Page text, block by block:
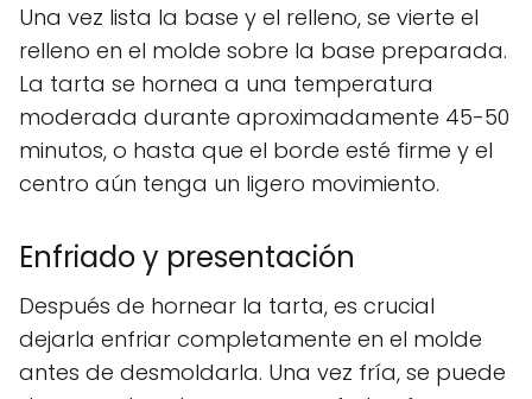
Una vez lista la base y el relleno, se vierte el
relleno en el molde sobre la base preparada.
La tarta se hornea a una temperatura
moderada durante aproximadamente 45-50
minutos, o hasta que el borde esté firme y el
centro aún tenga un ligero movimiento.
Enfriado y presentación
Después de hornear la tarta, es crucial
dejarla enfriar completamente en el molde
antes de desmoldarla. Una vez fría, se puede